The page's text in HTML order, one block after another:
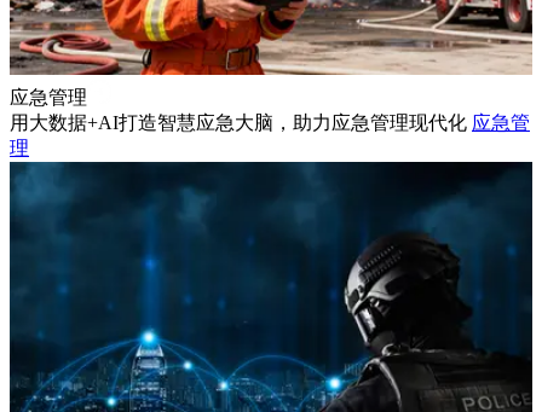
应急管理
用大数据+AI打造智慧应急大脑，助力应急管理现代化 应急管
理